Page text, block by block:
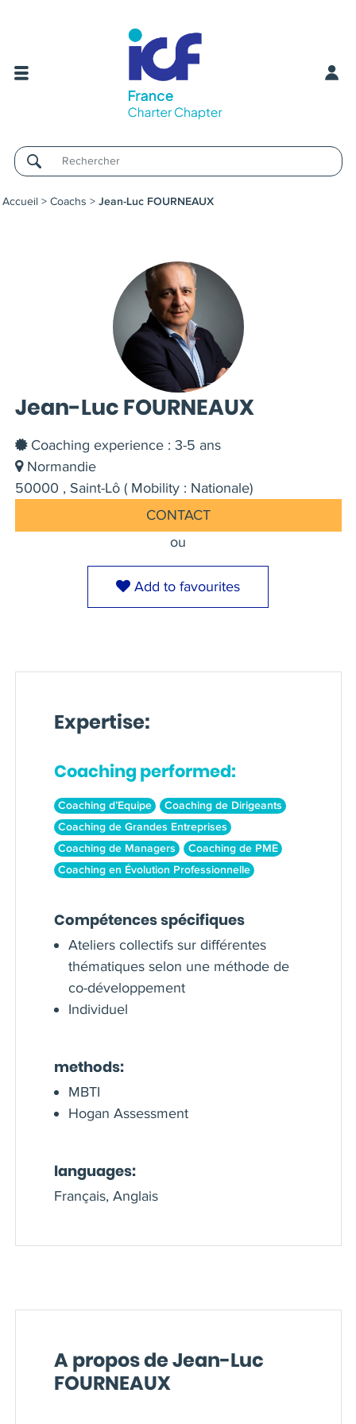
Username
Accueil > Coachs > Jean-Luc FOURNEAUX
Jean-Luc FOURNEAUX
Coaching experience : 3-5 ans
Normandie
50000 , Saint-Lô ( Mobility : Nationale)
CONTACT
ou
Add to favourites
Expertise:
Coaching performed:
Coaching d’Equipe
Coaching de Dirigeants
Coaching de Grandes Entreprises
Coaching de Managers
Coaching de PME
Coaching en Évolution Professionnelle
Compétences spécifiques
Ateliers collectifs sur différentes
thématiques selon une méthode de
co-développement
Individuel
methods:
MBTI
Hogan Assessment
languages:
Français, Anglais
A propos de Jean-Luc
FOURNEAUX